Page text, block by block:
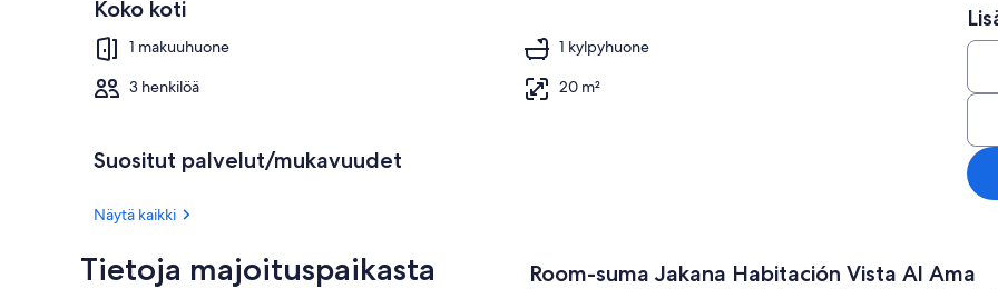
Huone, 1
Koko koti
1 makuuhuone
1 kylpyhuone
3 henkilöä
20 m²
Suositut palvelut/mukavuudet
Näytä kaikki
Tietoja majoituspaikasta Room-suma Jakana Habitación Vista Al Ama